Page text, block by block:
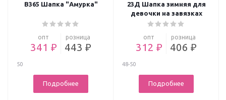
В365 Шапка "Амурка"
опт
341 ₽
розница
443 ₽
50
Подробнее
23Д Шапка зимняя для
девочки на завязках
опт
312 ₽
розница
406 ₽
48-50
Подробнее